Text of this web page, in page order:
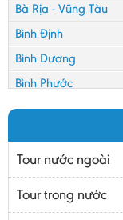
Bà Rịa - Vũng Tàu
Bình Định
Bình Dương
Bình Phước
Bình Thuận
Bắc Giang
Bắc Ninh
Tour nước ngoài
Tour trong nước